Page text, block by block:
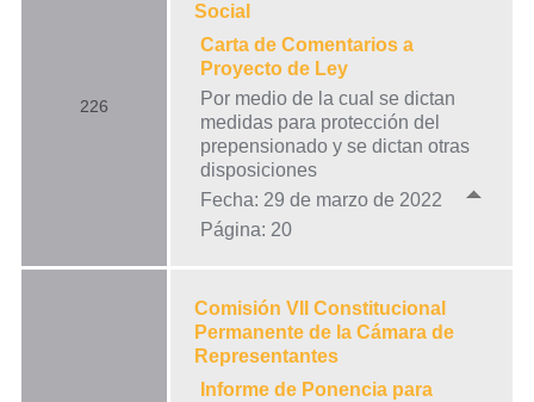
226
Social
Carta de Comentarios a
Proyecto de Ley
Por medio de la cual se dictan
medidas para protección del
prepensionado y se dictan otras
disposiciones
Fecha: 29 de marzo de 2022
Página: 20
Comisión VII Constitucional
Permanente de la Cámara de
Representantes
Informe de Ponencia para